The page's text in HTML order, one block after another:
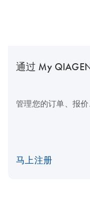
通过 My
管理您的订单、报
马上注册